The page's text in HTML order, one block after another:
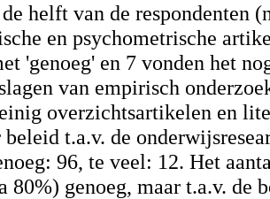
helft van de respondenten
en psychometrische
'genoeg' en 7 vonden het
van empirisch
overzichtsartikelen en
t.a.v. de
96, te veel: 12. Het
80%) genoeg, maar t.a.v. de